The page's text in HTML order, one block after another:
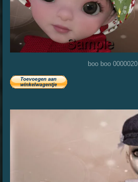
boo boo 0000020